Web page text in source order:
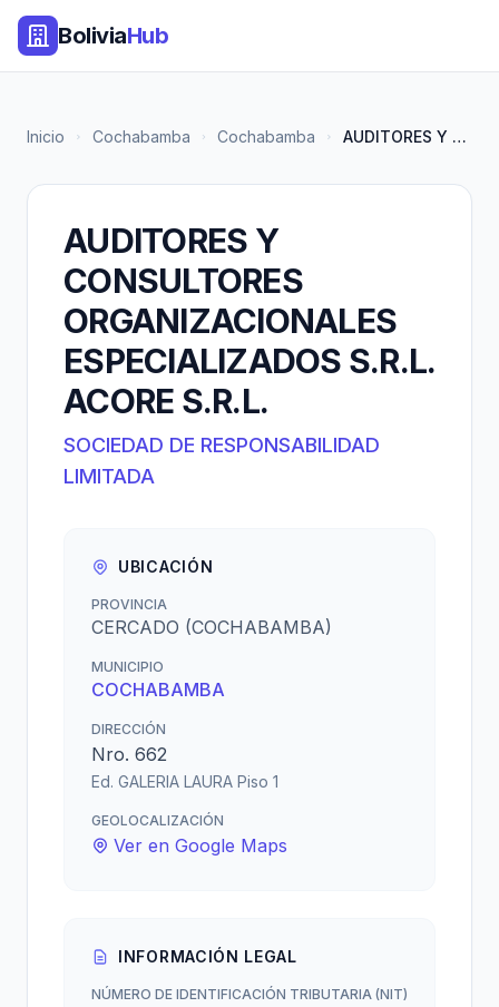
BoliviaHub
Inicio Cochabamba Cochabamba AUDITORES Y CONSULTORES ORGANI...
AUDITORES Y
CONSULTORES
ORGANIZACIONALES
ESPECIALIZADOS S.R.L.
ACORE S.R.L.
SOCIEDAD DE RESPONSABILIDAD
LIMITADA
UBICACIÓN
PROVINCIA
CERCADO (COCHABAMBA)
MUNICIPIO
COCHABAMBA
DIRECCIÓN
Nro. 662
Ed. GALERIA LAURA Piso 1
GEOLOCALIZACIÓN
Ver en Google Maps
INFORMACIÓN LEGAL
NÚMERO DE IDENTIFICACIÓN TRIBUTARIA (NIT)